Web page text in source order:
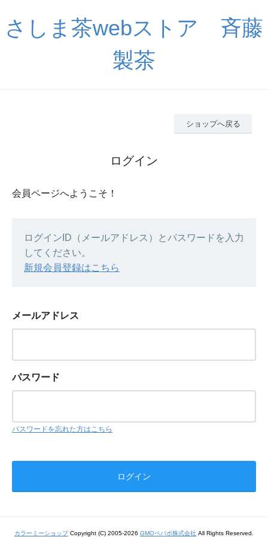
さしま茶webストア 斉藤
製茶
ショップへ戻る
ログイン
会員ページへようこそ！
ログインID（メールアドレス）とパスワードを入力
してください。
新規会員登録はこちら
メールアドレス
パスワード
パスワードを忘れた方はこちら
カラーミーショップCopyright (C) 2005-2026 GMOペパボ株式会社 All Rights Reserved.